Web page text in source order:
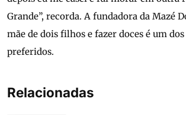
Grande”, recorda. A fundadora da Mazé
mãe de dois filhos e fazer doces é um
preferidos.
Relacionadas